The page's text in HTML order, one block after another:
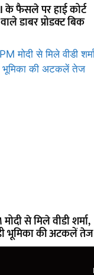
के फैसले पर हाई कोर्ट
डाबर प्रोडक्ट बिक
से मिले वीडी शर्मा,
भूमिका की अटकलें तेज